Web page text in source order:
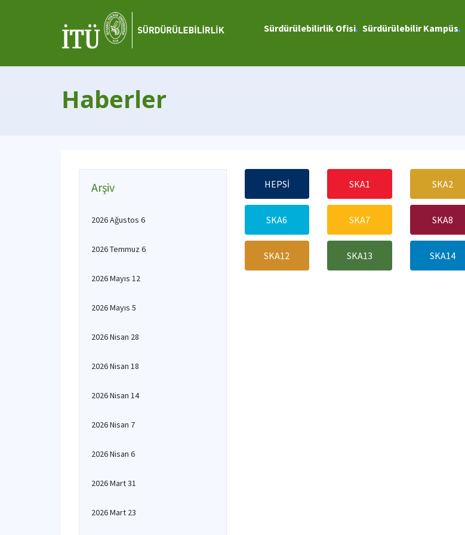
Sürdürülebilirlik Ofisi Sürdürülebilir Kampüs
Haberler
Arşiv
2026 Ağustos 6
2026 Temmuz 6
2026 Mayıs 12
2026 Mayıs 5
2026 Nisan 28
2026 Nisan 18
2026 Nisan 14
2026 Nisan 7
2026 Nisan 6
2026 Mart 31
2026 Mart 23
HEPSİ SKA1 SKA2
SKA6 SKA7 SKA8
SKA12 SKA13 SKA14